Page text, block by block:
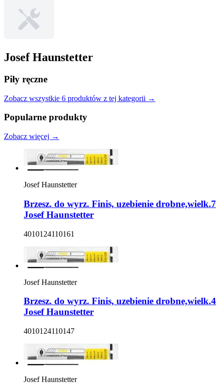
Josef Haunstetter
Piły ręczne
Zobacz wszystkie 6 produktów z tej kategorii →
Popularne produkty
Zobacz więcej →
Josef Haunstetter
Brzesz. do wyrz. Finis, uzebienie drobne,wielk.7
Josef Haunstetter
4010124110161
Josef Haunstetter
Brzesz. do wyrz. Finis, uzebienie drobne,wielk.4
Josef Haunstetter
4010124110147
Josef Haunstetter